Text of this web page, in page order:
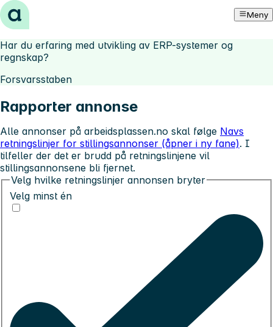
Hopp til innhold Meny
Har du erfaring med utvikling av ERP-systemer og
regnskap?
Forsvarsstaben
Rapporter annonse
Alle annonser på arbeidsplassen.no skal følge Navs
retningslinjer for stillingsannonser (åpner i ny fane). I
tilfeller der det er brudd på retningslinjene vil
stillingsannonsene bli fjernet.
Velg hvilke retningslinjer annonsen bryter
Velg minst én